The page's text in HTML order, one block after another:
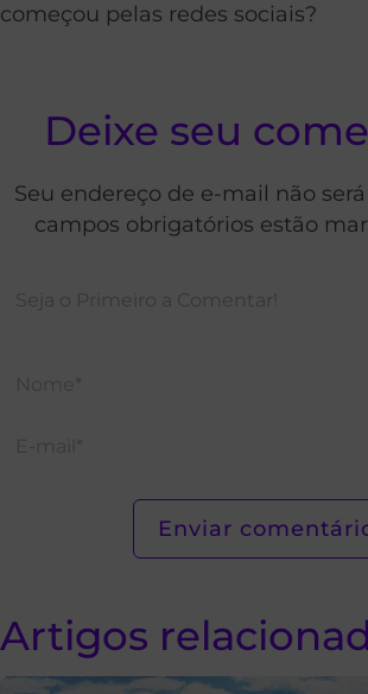
começou pelas redes sociais?
Deixe seu
Seu endereço de e-mail não
campos obrigatórios estão
Artigos